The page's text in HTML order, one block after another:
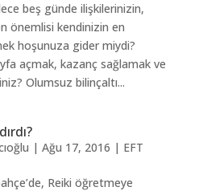
beş günde ilişkilerinizin,
önemlisi kendinizin en
hoşunuza gider miydi?
açmak, kazanç sağlamak ve
Olumsuz bilinçaltı...
| Ağu 17, 2016 | EFT
Reiki öğretmeye